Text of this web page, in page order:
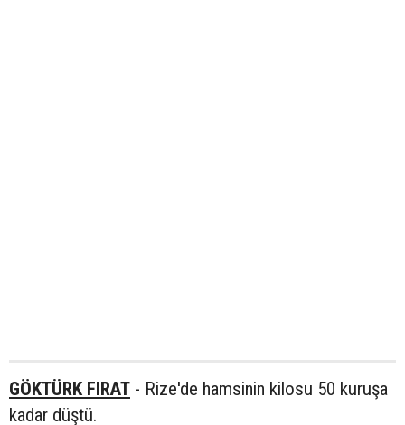
GÖKTÜRK FIRAT - Rize'de hamsinin kilosu 50 kuruşa
kadar düştü.